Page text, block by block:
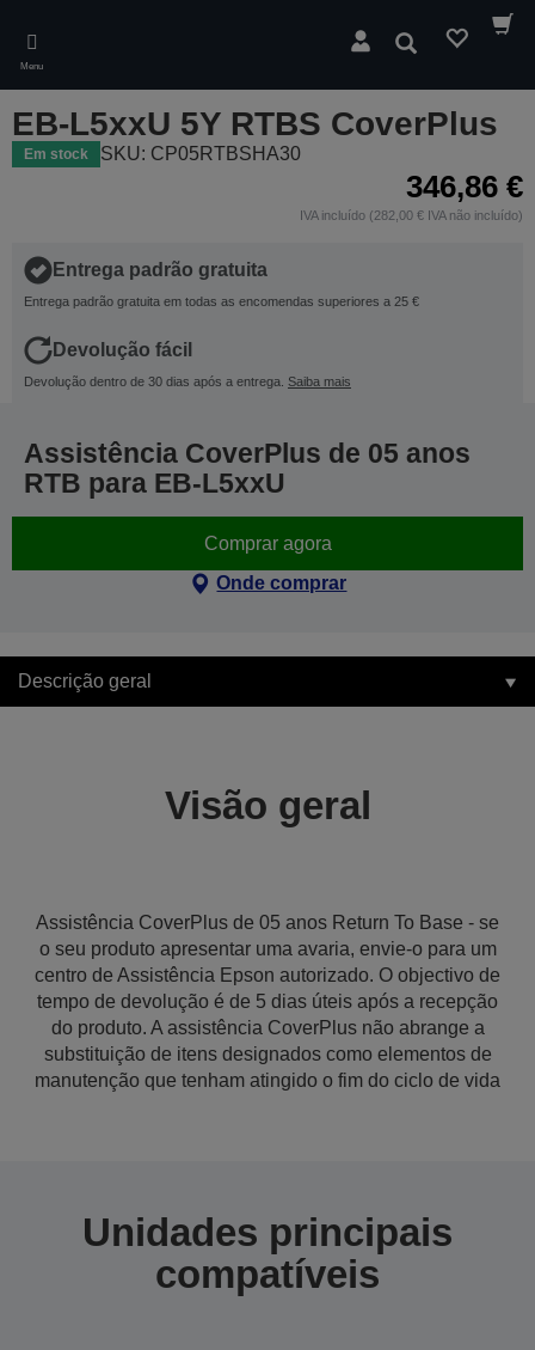
main
content
Menu
Pesquisar
EB-L5xxU 5Y RTBS CoverPlus
Em stock SKU: CP05RTBSHA30
346,86 €
IVA incluído (282,00 € IVA não incluído)
Entrega padrão gratuita
Entrega padrão gratuita em todas as encomendas superiores a 25 €
Devolução fácil
Devolução dentro de 30 dias após a entrega. Saiba mais
Assistência CoverPlus de 05 anos
RTB para EB-L5xxU
Comprar agora
Onde comprar
Descrição geral
Visão geral
Assistência CoverPlus de 05 anos Return To Base - se
o seu produto apresentar uma avaria, envie-o para um
centro de Assistência Epson autorizado. O objectivo de
tempo de devolução é de 5 dias úteis após a recepção
do produto. A assistência CoverPlus não abrange a
substituição de itens designados como elementos de
manutenção que tenham atingido o fim do ciclo de vida
Unidades principais
compatíveis